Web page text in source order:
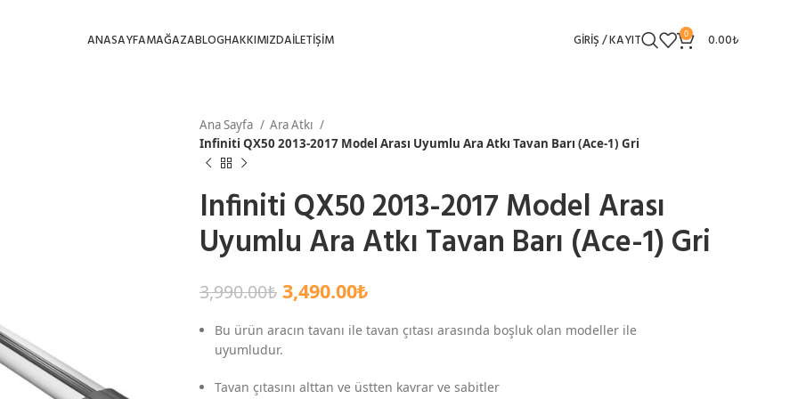
ANASAYFAMAĞAZABLOGHAKKIMIZDAİLETİŞİM GIRIŞ / KAYIT 0 0.00₺
Ana Sayfa
Ara Atkı
Infiniti QX50 2013-2017 Model Arası Uyumlu Ara Atkı Tavan Barı (Ace-1) Gri
Infiniti QX50 2013-2017 Model Arası
Uyumlu Ara Atkı Tavan Barı (Ace-1) Gri
3,990.00₺ 3,490.00₺
Bu ürün aracın tavanı ile tavan çıtası arasında boşluk olan modeller ile
uyumludur.
Tavan çıtasını alttan ve üstten kavrar ve sabitler